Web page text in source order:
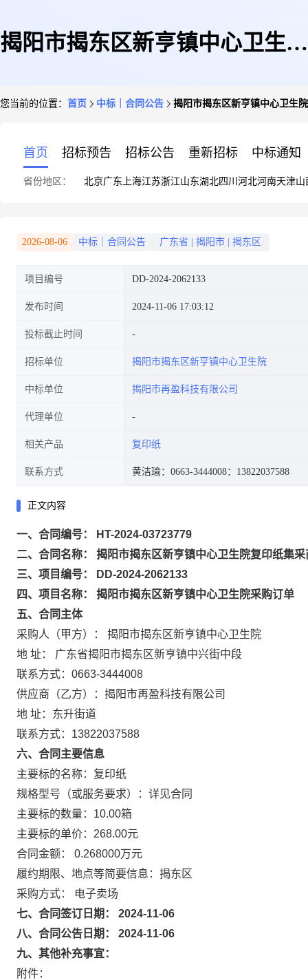
揭阳市揭东区新亨镇中心卫生院
您当前的位置： 首页 中标｜合同公告 揭阳市揭东区新亨镇中心卫生
首页 招标预告 招标公告 重新招标 中标通知
省份地区： 北京广东 上海江苏浙江山东湖北四川 河北河南天津山
2026-08-06 中标｜合同公告 广东省 揭阳市 揭东区
项目编号 DD-2024-2062133
发布时间 2024-11-06 17:03:12
投标截止时间
招标单位 揭阳市揭东区新亨镇中心卫生院
中标单位 揭阳市再盈科技有限公司
代理单位
相关产品 复印纸
联系方式 黄洁瑜：0663-3444008：13822037588
正文内容
一、合同编号： HT-2024-03723779
二、合同名称： 揭阳市揭东区新亨镇中心卫生院复印纸集
三、项目编号： DD-2024-2062133
四、项目名称： 揭阳市揭东区新亨镇中心卫生院采购订单
五、合同主体
采购人（甲方）： 揭阳市揭东区新亨镇中心卫生院
地 址： 广东省揭阳市揭东区新亨镇中兴街中段
联系方式：0663-3444008
供应商（乙方）：揭阳市再盈科技有限公司
地 址：东升街道
联系方式：13822037588
六、合同主要信息
主要标的名称：复印纸
规格型号（或服务要求）：详见合同
主要标的数量：10.00箱
主要标的单价：268.00元
合同金额： 0.268000万元
履约期限、地点等简要信息：揭东区
采购方式： 电子卖场
七、合同签订日期： 2024-11-06
八、合同公告日期： 2024-11-06
九、其他补充事宜：
附件：